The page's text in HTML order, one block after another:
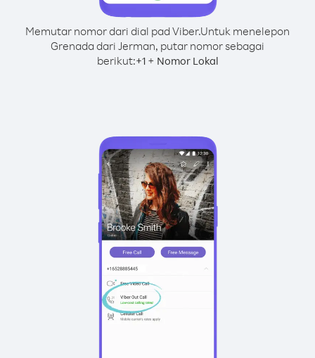
Memutar nomor dari dial pad Viber.Untuk menelepon
Grenada dari Jerman, putar nomor sebagai
berikut:+1+ Nomor Lokal